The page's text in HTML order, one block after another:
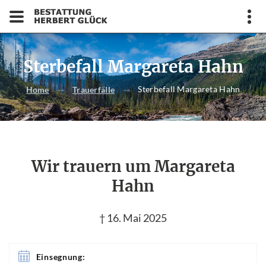
Sterbefall Margareta Hahn
Home Trauerfälle Sterbefall Margareta Hahn
Wir trauern um Margareta
Hahn
† 16. Mai 2025
Einsegnung: